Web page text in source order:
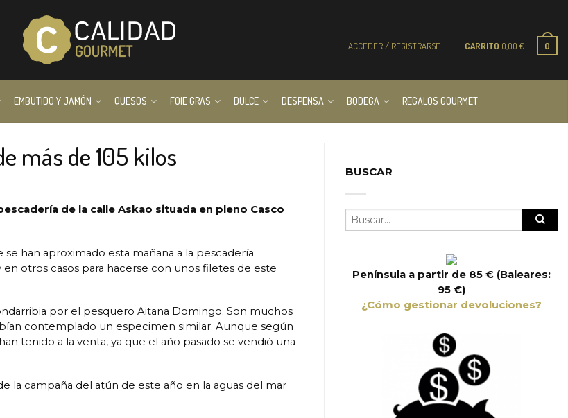
ACCEDER / REGISTRARSE CARRITO 0,00 € 0
EMBUTIDO Y JAMÓN QUESOS FOIE GRAS DULCE DESPENSA BODEGA REGALOS GOURMET
más de 105 kilos
de la calle Askao situada en pleno Casco
han aproximado esta mañana a la pescadería
otros casos para hacerse con unos filetes de este
por el pesquero Aitana Domingo. Son muchos
contemplado un especimen similar. Aunque según
tenido a la venta, ya que el año pasado se vendió una
la campaña del atún de este año en la aguas del mar
BUSCAR
Península a partir de 85 € (Baleares:
95 €)
¿Cómo gestionar devoluciones?